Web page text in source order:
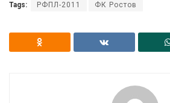
Tags: РФПЛ-2011 ФК Ростов